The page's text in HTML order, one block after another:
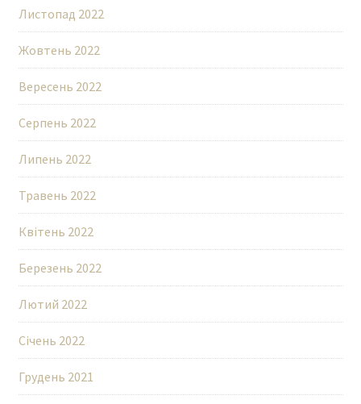
Листопад 2022
Жовтень 2022
Вересень 2022
Серпень 2022
Липень 2022
Травень 2022
Квітень 2022
Березень 2022
Лютий 2022
Січень 2022
Грудень 2021